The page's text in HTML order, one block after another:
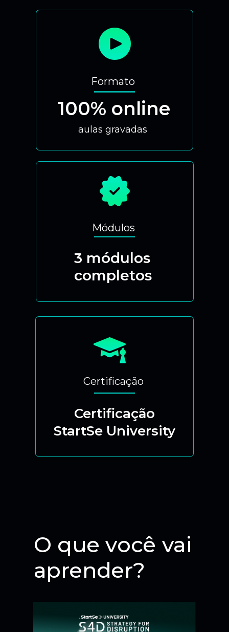
100% online
Formato
aulas gravadas
3 módulos
completos
Módulos
Certificação
StartSe University
Certificação
O que você vai
aprender?